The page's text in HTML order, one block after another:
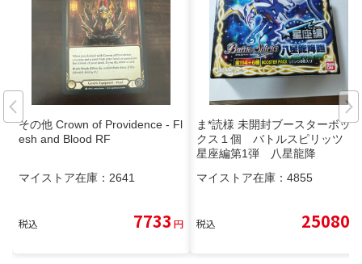
その他 Crown of Providence - Fl
esh and Blood RF
マイストア在庫： 2641
税込 7733 円
ま*読様 未開封ブースターボッ
クス１個 バトルスピリッツ
星座編第1弾 八星龍降
マイストア在庫： 4855
税込 25080